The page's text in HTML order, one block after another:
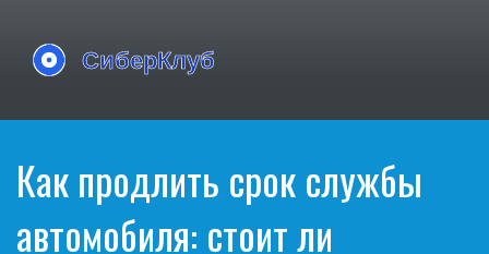
Как продлить срок службы
автомобиля: стоит ли